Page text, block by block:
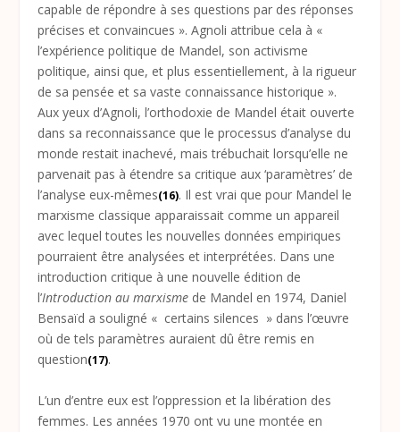
capable de répondre à ses questions par des réponses
précises et convaincues ». Agnoli attribue cela à «
l’expérience politique de Mandel, son activisme
politique, ainsi que, et plus essentiellement, à la rigueur
de sa pensée et sa vaste connaissance historique ».
Aux yeux d’Agnoli, l’orthodoxie de Mandel était ouverte
dans sa reconnaissance que le processus d’analyse du
monde restait inachevé, mais trébuchait lorsqu’elle ne
parvenait pas à étendre sa critique aux ‘paramètres’ de
l’analyse eux-mêmes(16). Il est vrai que pour Mandel le
marxisme classique apparaissait comme un appareil
avec lequel toutes les nouvelles données empiriques
pourraient être analysées et interprétées. Dans une
introduction critique à une nouvelle édition de
l’Introduction au marxisme de Mandel en 1974, Daniel
Bensaïd a souligné « certains silences » dans l’œuvre
où de tels paramètres auraient dû être remis en
question(17).
L’un d’entre eux est l’oppression et la libération des
femmes. Les années 1970 ont vu une montée en